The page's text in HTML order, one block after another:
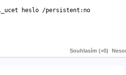
heslo /persistent:no
Souhlasím (+0)